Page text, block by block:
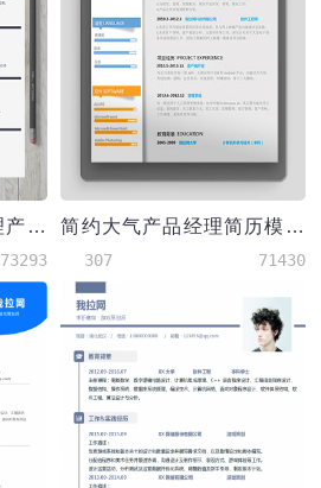
深色稳重大气产品经理产品运营简历
73293
简约大气产品经理简历模板
307 71430